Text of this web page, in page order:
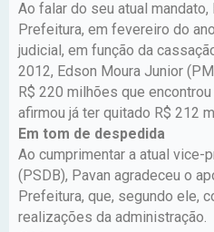
Ao falar do seu atual
Prefeitura, em fevereiro do
judicial, em função da
2012, Edson Moura Junior
R$ 220 milhões que
afirmou já ter quitado R$ 212
Em tom de despedida
Ao cumprimentar a atual vice-
(PSDB), Pavan agradeceu o
Prefeitura, que, segundo ele,
realizações da administração.